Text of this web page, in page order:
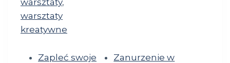
warsztaty
kreatywne
Zapleć swoje
Zanurzenie w